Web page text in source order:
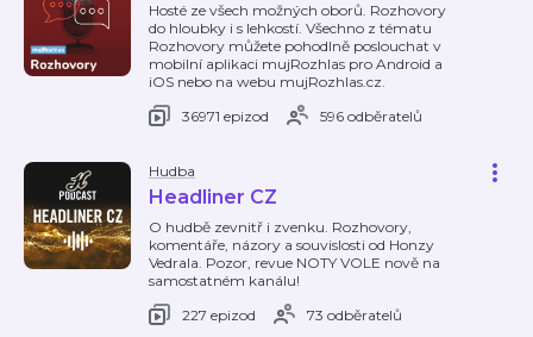
Hosté ze všech možných oborů. Rozhovory
do hloubky i s lehkostí. Všechno z tématu
Rozhovory můžete pohodlně poslouchat v
mobilní aplikaci mujRozhlas pro Android a
iOS nebo na webu mujRozhlas.cz.
36971 epizod
596 odběratelů
Hudba
Headliner CZ
O hudbě zevnitř i zvenku. Rozhovory,
komentáře, názory a souvislosti od Honzy
Vedrala. Pozor, revue NOTY VOLE nově na
samostatném kanálu!
227 epizod
73 odběratelů